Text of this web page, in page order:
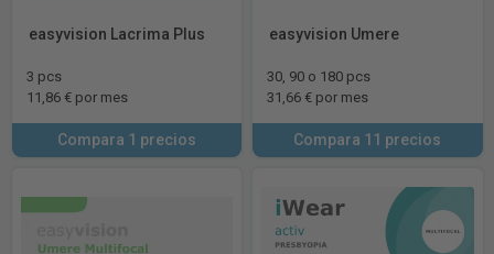
easyvision Lacrima Plus
3 pcs
11,86 € por mes
Compara 1 precios
easyvision Umere
30, 90 o 180 pcs
31,66 € por mes
Compara 11 precios